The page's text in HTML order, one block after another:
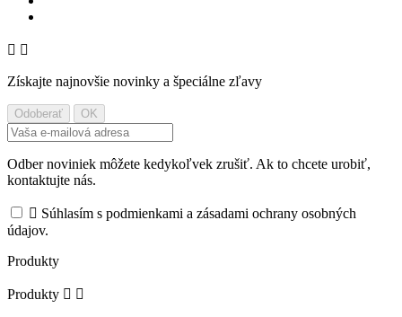
 
Získajte najnovšie novinky a špeciálne zľavy
Odber noviniek môžete kedykoľvek zrušiť. Ak to chcete urobiť,
kontaktujte nás.
 Súhlasím s podmienkami a zásadami ochrany osobných
údajov.
Produkty
Produkty  